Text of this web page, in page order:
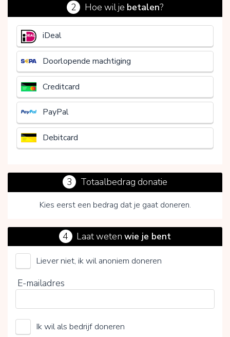
€
2 Hoe wil je betalen?
iDeal
Doorlopende machtiging
Creditcard
PayPal
Debitcard
3 Totaalbedrag donatie
Kies eerst een bedrag dat je gaat doneren.
Door op V te klikken kies je wel of geen vrijwillige
4 Laat wetenwie je bent
Liever niet, ik wil anoniem doneren
E-mailadres
Ik wil als bedrijf doneren